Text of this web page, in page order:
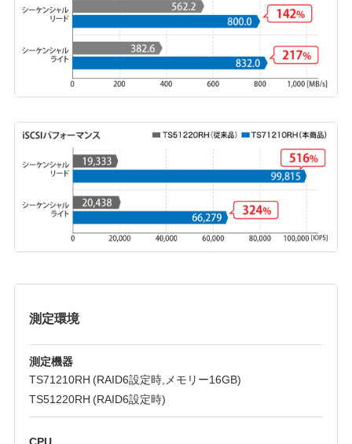
測定環境
測定機器
TS71210RH (RAID6設定時,メモリー16GB)
TS51220RH (RAID6設定時)
CPU